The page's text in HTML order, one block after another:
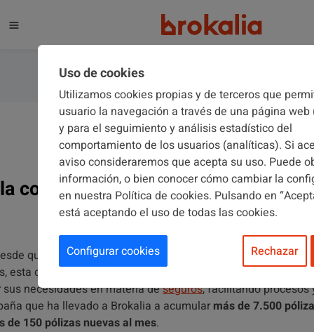
El blog de Brokalia
NOTICIAS 27/04/2023
correduría de los administradores
celebra su 20 aniversario
que Brokaliaemitiera su primera póliza a petición de un
esta correduría ha trabajado movida por un fuerte
necesidades en materia deseguros, facilitando procesos
que ha llevado a Brokalia a acumular más de 7.500
de 150 pólizas nuevas al mes.
Uso de cookies
Utilizamos cookies propias y de terceros que
usuario la navegación a través de una página
y para el seguimiento y análisis estadístico del
comportamiento de los usuarios (analíticas). Si
aviso consideraremos que acepta su uso. Puede
información, o bien conocer cómo cambiar la
en nuestra Política de cookies. Pulsando en
está aceptando el uso de todas las cookies.
Configurar cookies Rechazar